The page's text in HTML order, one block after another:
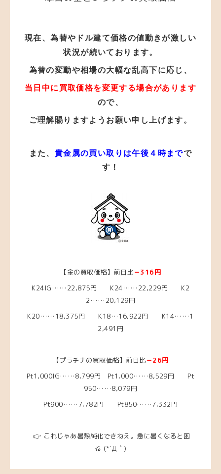
現在、為替やドル建て価格の値動きが激しい
状況が続いております。
為替の変動や相場の大幅な乱高下に応じ、
当日中に買取価格を変更する場合があります
ので、
ご理解賜りますようお願い申し上げます。
また、 貴金属の買い取りは午後４時までで
す！
【金の買取価格】前日比－316円
K24IG……22,875円 K24……22,229円 K2
2……20,129円
K20……18,375円 K18…16,922円 K14……1
2,491 円
【プラチナの買取価格】前日比－26円
Pt1,000IG……8,799円 Pt1,000……8,529円 Pt
950……8,079円
Pt900……7,782円 Pt850……7,332円
👉 これじゃあ暑熱純化できねえ。急に暑くなると困
る (*´Д｀)